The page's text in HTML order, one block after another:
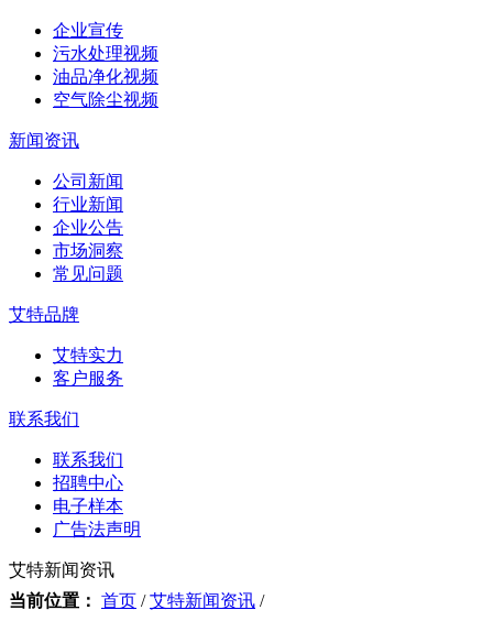
企业宣传
污水处理视频
油品净化视频
空气除尘视频
新闻资讯
公司新闻
行业新闻
企业公告
市场洞察
常见问题
艾特品牌
艾特实力
客户服务
联系我们
联系我们
招聘中心
电子样本
广告法声明
艾特新闻资讯
当前位置： 首页 / 艾特新闻资讯 /